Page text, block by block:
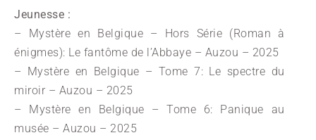
Jeunesse :
– Mystère en Belgique – Hors Série (Roman à
énigmes): Le fantôme de l’Abbaye – Auzou – 2025
– Mystère en Belgique – Tome 7: Le spectre du
miroir – Auzou – 2025
– Mystère en Belgique – Tome 6: Panique au
musée – Auzou – 2025